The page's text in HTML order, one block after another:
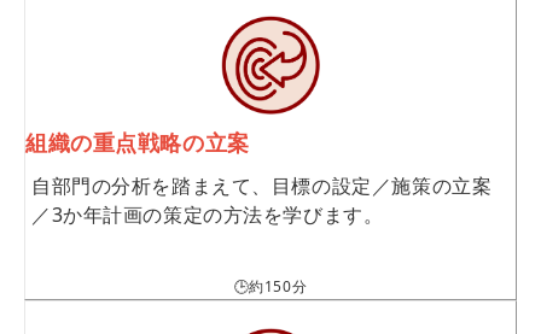
組織の重点戦略の立案
自部門の分析を踏まえて、目標の設定／施策の立案
／3か年計画の策定の方法を学びます。
🕒約150分